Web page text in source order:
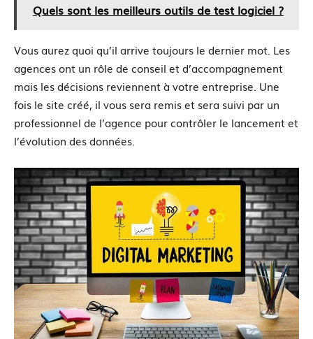
Quels sont les meilleurs outils de test logiciel ?
Vous aurez quoi qu’il arrive toujours le dernier mot. Les
agences ont un rôle de conseil et d’accompagnement
mais les décisions reviennent à votre entreprise. Une
fois le site créé, il vous sera remis et sera suivi par un
professionnel de l’agence pour contrôler le lancement et
l’évolution des données.